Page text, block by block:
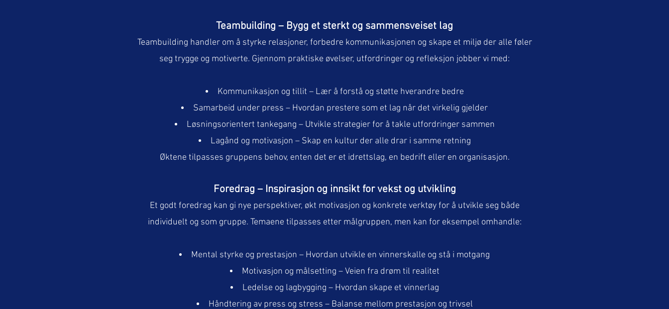
Teambuilding – Bygg et sterkt og sammensveiset lag
Teambuilding handler om å styrke relasjoner, forbedre kommunikasjonen og skape et miljø der alle føler
seg trygge og motiverte. Gjennom praktiske øvelser, utfordringer og refleksjon jobber vi med:
Kommunikasjon og tillit – Lær å forstå og støtte hverandre bedre
Samarbeid under press – Hvordan prestere som et lag når det virkelig gjelder
Løsningsorientert tankegang – Utvikle strategier for å takle utfordringer sammen
Lagånd og motivasjon – Skap en kultur der alle drar i samme retning
Øktene tilpasses gruppens behov, enten det er et idrettslag, en bedrift eller en organisasjon.
Foredrag – Inspirasjon og innsikt for vekst og utvikling
Et godt foredrag kan gi nye perspektiver, økt motivasjon og konkrete verktøy for å utvikle seg både
individuelt og som gruppe. Temaene tilpasses etter målgruppen, men kan for eksempel omhandle:
Mental styrke og prestasjon – Hvordan utvikle en vinnerskalle og stå i motgang
Motivasjon og målsetting – Veien fra drøm til realitet
Ledelse og lagbygging – Hvordan skape et vinnerlag
Håndtering av press og stress – Balanse mellom prestasjon og trivsel